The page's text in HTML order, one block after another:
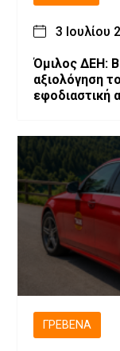
3 Ιουλίου
Όμιλος ΔΕΗ:
αξιολόγηση
εφοδιαστική
ΓΡΕΒΕΝΆ